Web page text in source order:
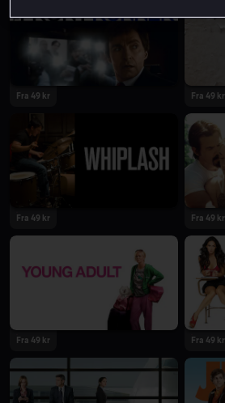
Fra 49 kr Fra 49 kr
Fra 49 kr Fra 49 kr
Fra 49 kr Fra 49 kr